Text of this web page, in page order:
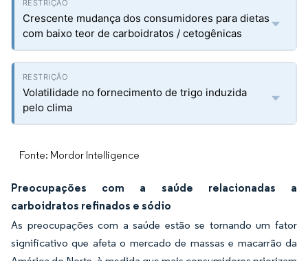
Crescente mudança dos consumidores para dietas
com baixo teor de carboidratos / cetogênicas
Volatilidade no fornecimento de trigo induzida
pelo clima
Fonte: Mordor Intelligence
Preocupações com a saúde relacionadas a
carboidratos refinados e sódio
As preocupações com a saúde estão se tornando um fator
significativo que afeta o mercado de massas e macarrão da